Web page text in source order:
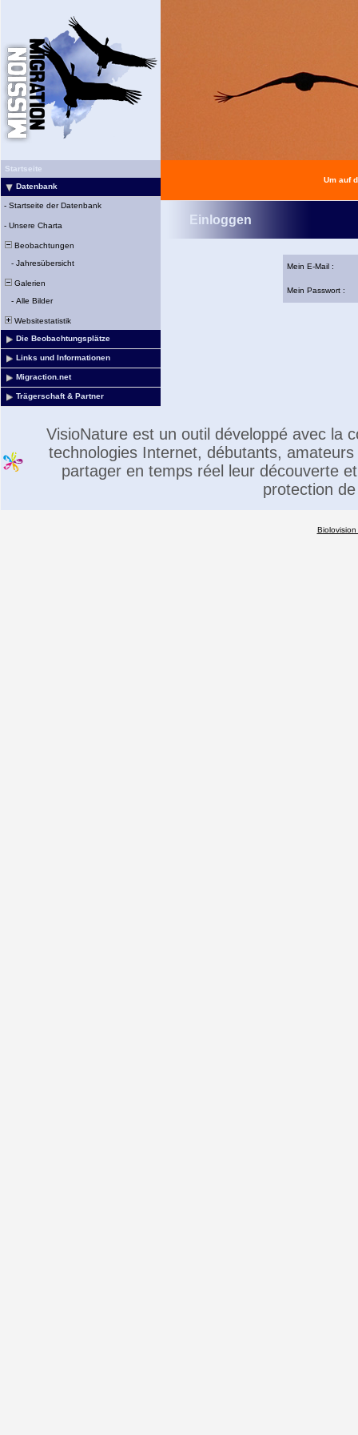
Startseite
Datenbank
- Startseite der Datenbank
- Unsere Charta
Beobachtungen
- Jahresübersicht
Galerien
- Alle Bilder
Websitestatistik
Die Beobachtungsplätze
Links und Informationen
Migraction.net
Trägerschaft & Partner
Um auf
Einloggen
Mein E-Mail :
Mein Passwort :
VisioNature est un outil développé avec la
technologies Internet, débutants,
partager en temps réel leur découverte
protection
Biolovision